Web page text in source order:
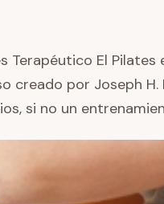
Terapéutico El
creado por Joseph H.
si no un